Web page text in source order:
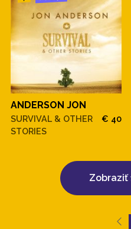
10. First morning tram
ANDERSON JON
SURVIVAL & OTHER
STORIES
€ 40
Zobraziť